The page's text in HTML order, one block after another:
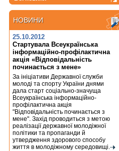
НОВИНИ
НОВИНИ
25.10.2012
Стартувала Всеукраїнська
інформаційно-профілактична
акція «Відповідальність
починається з мене»
За ініціативи Державної служби
молоді та спорту України днями
дала старт соціально-значуща
Всеукраїнська інформаційно-
профілактична акція
"Відповідальність починається з
мене". Захід проводиться з метою
реалізації державної молодіжної
політики та пропаганди й
утвердження здорового способу
життя в молодіжному середовищі.